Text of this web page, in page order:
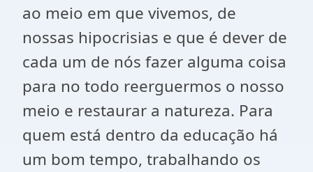
ao meio em que vivemos, de
nossas hipocrisias e que é dever de
cada um de nós fazer alguma coisa
para no todo reerguermos o nosso
meio e restaurar a natureza. Para
quem está dentro da educação há
um bom tempo, trabalhando os